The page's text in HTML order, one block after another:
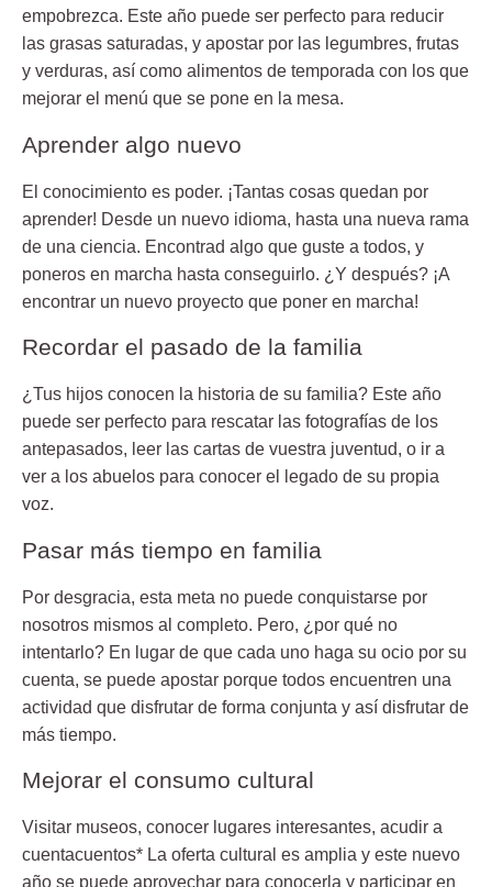
empobrezca. Este año puede ser perfecto para reducir
las grasas saturadas, y apostar por las legumbres, frutas
y verduras, así como alimentos de temporada con los que
mejorar el menú que se pone en la mesa.
Aprender algo nuevo
El conocimiento es poder. ¡Tantas cosas quedan por
aprender! Desde un nuevo idioma, hasta una nueva rama
de una ciencia. Encontrad algo que guste a todos, y
poneros en marcha hasta conseguirlo. ¿Y después? ¡A
encontrar un nuevo proyecto que poner en marcha!
Recordar el pasado de la familia
¿Tus hijos conocen la historia de su familia? Este año
puede ser perfecto para rescatar las fotografías de los
antepasados, leer las cartas de vuestra juventud, o ir a
ver a los abuelos para conocer el legado de su propia
voz.
Pasar más tiempo en familia
Por desgracia, esta meta no puede conquistarse por
nosotros mismos al completo. Pero, ¿por qué no
intentarlo? En lugar de que cada uno haga su ocio por su
cuenta, se puede apostar porque todos encuentren una
actividad que disfrutar de forma conjunta y así disfrutar de
más tiempo.
Mejorar el consumo cultural
Visitar museos, conocer lugares interesantes, acudir a
cuentacuentos* La oferta cultural es amplia y este nuevo
año se puede aprovechar para conocerla y participar en